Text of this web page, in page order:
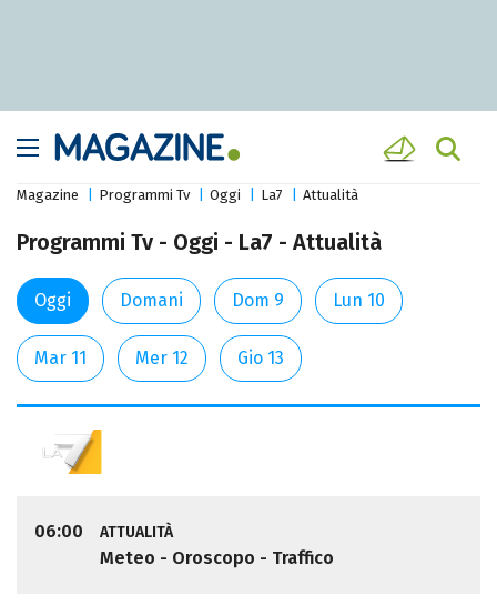
Magazine Programmi Tv Oggi La7 Attualità
Programmi Tv - Oggi - La7 - Attualità
Oggi Domani Dom 9 Lun 10
Mar 11 Mer 12 Gio 13
06:00 ATTUALITÀ
Meteo - Oroscopo - Traffico